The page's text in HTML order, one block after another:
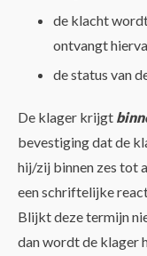
de klacht
ontvangt
de status van
De klager krijgt
bevestiging dat de
hij/zij binnen zes tot
een schriftelijke
Blijkt deze termijn
dan wordt de klager